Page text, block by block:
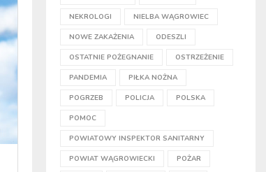
NEKROLOGI NIELBA WĄGROWIEC
NOWE ZAKAŻENIA ODESZLI
OSTATNIE POŻEGNANIE OSTRZEŻENIE
PANDEMIA PIŁKA NOŻNA
POGRZEB POLICJA POLSKA
POMOC
POWIATOWY INSPEKTOR SANITARNY
POWIAT WĄGROWIECKI POŻAR